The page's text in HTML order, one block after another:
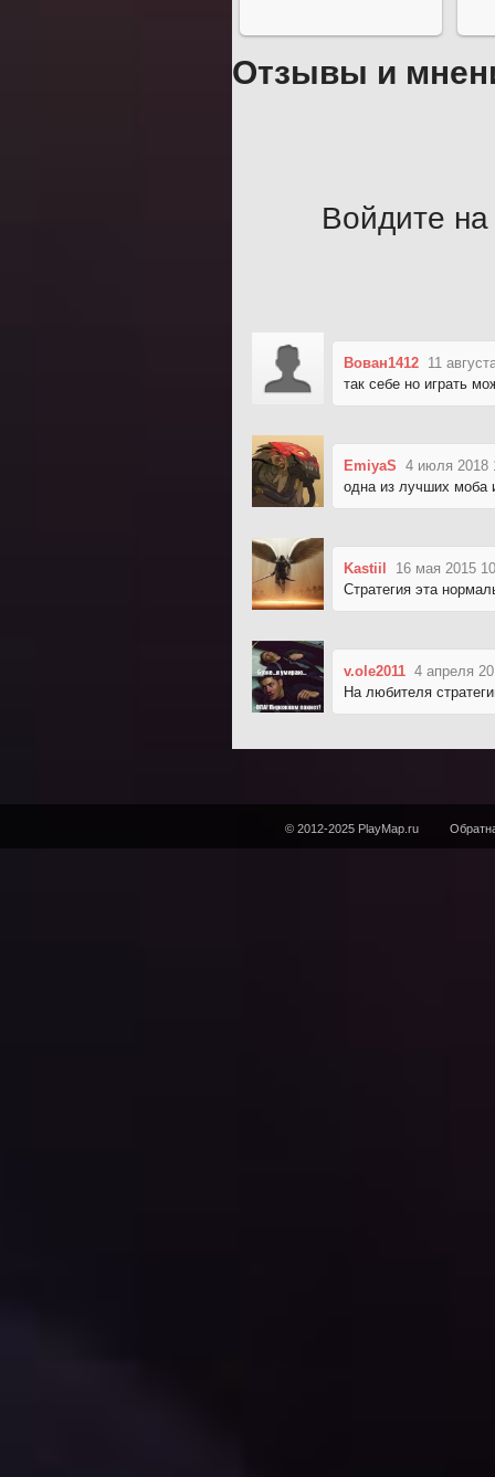
Отзывы и
Войдите на
Вован1412 11
так себе но играть
EmiyaS 4 июля 2018
одна из лучших моба
Kastiil
16 мая 2015
Стратегия эта
v.ole2011 4 апреля
На любителя
© 2012-2025 PlayMap.ru